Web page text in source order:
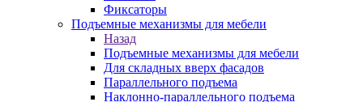
Фиксаторы
Подъемные механизмы для мебели
Назад
Подъемные механизмы для мебели
Для складных вверх фасадов
Параллельного подъема
Наклонно-параллельного подъема